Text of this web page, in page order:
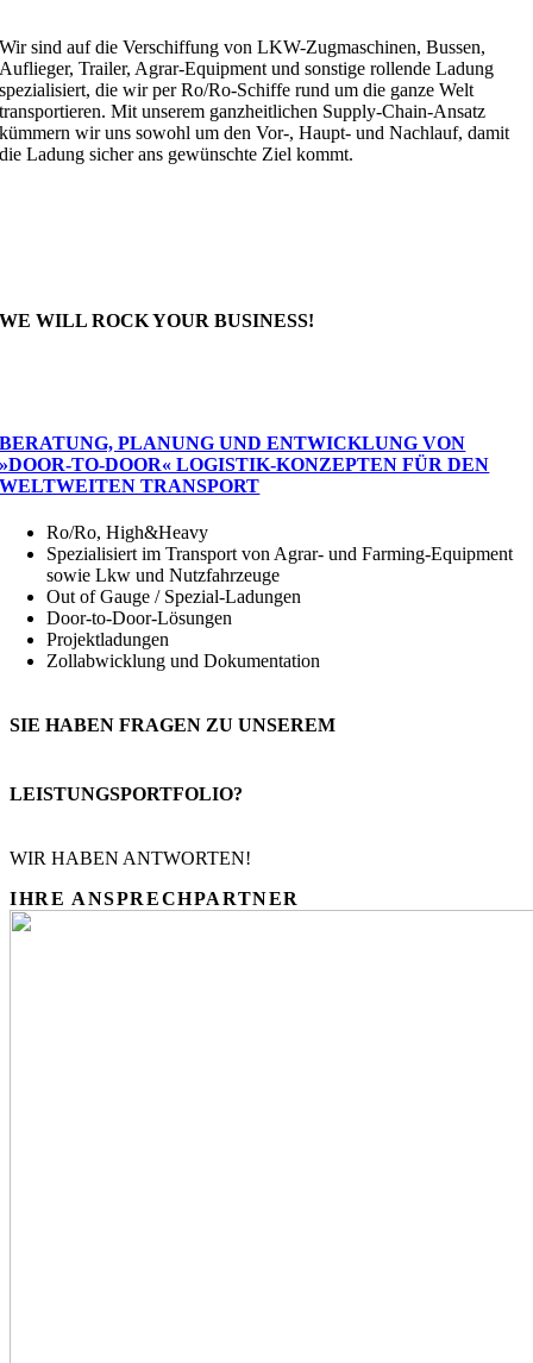
Wir sind auf die Verschiffung von LKW-Zugmaschinen, Bussen,
Auflieger, Trailer, Agrar-Equipment und sonstige rollende Ladung
spezialisiert, die wir per Ro/Ro-Schiffe rund um die ganze Welt
transportieren. Mit unserem ganzheitlichen Supply-Chain-Ansatz
kümmern wir uns sowohl um den Vor-, Haupt- und Nachlauf, damit
die Ladung sicher ans gewünschte Ziel kommt.
WE WILL ROCK YOUR BUSINESS!
BERATUNG, PLANUNG UND ENTWICKLUNG VON
»DOOR-TO-DOOR« LOGISTIK-KONZEPTEN FÜR DEN
WELTWEITEN TRANSPORT
Ro/Ro, High&Heavy
Spezialisiert im Transport von Agrar- und Farming-Equipment
sowie Lkw und Nutzfahrzeuge
Out of Gauge / Spezial-Ladungen
Door-to-Door-Lösungen
Projektladungen
Zollabwicklung und Dokumentation
SIE HABEN FRAGEN ZU UNSEREM
LEISTUNGSPORTFOLIO?
WIR HABEN ANTWORTEN!
IHRE ANSPRECHPARTNER